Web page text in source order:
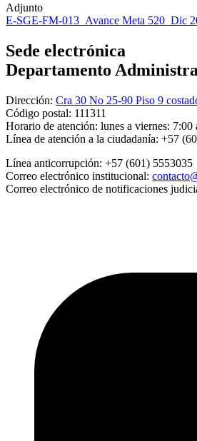
Adjunto
E-SGE-FM-013_Avance Meta 520_Dic
Sede electrónica
Departamento
Dirección: Cra 30 No 25-90 Piso 9
Código postal: 111311
Horario de atención: lunes a viernes: 7:00
Línea de atención a la ciudadanía: +57
Línea anticorrupción: +57 (601) 5553035
Correo electrónico institucional:
Correo electrónico de notificaciones